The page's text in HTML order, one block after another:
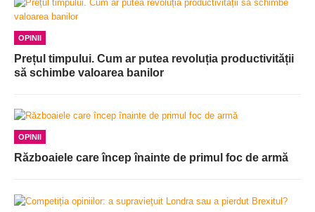
OPINII
Prețul timpului. Cum ar putea revoluția productivității
să schimbe valoarea banilor
OPINII
Războaiele care încep înainte de primul foc de armă